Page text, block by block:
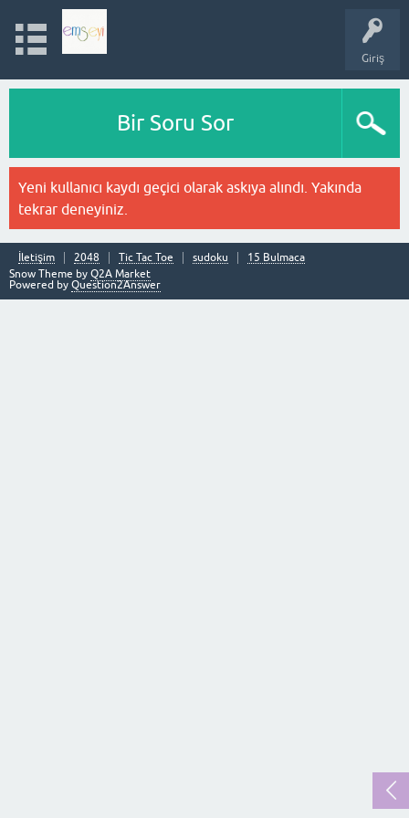
Giriş
Bir Soru Sor
Yeni kullanıcı kaydı geçici olarak askıya alındı. Yakında
tekrar deneyiniz.
İletişim 2048 Tic Tac Toe sudoku
15 Bulmaca
Snow Theme by Q2A Market
Powered by Question2Answer